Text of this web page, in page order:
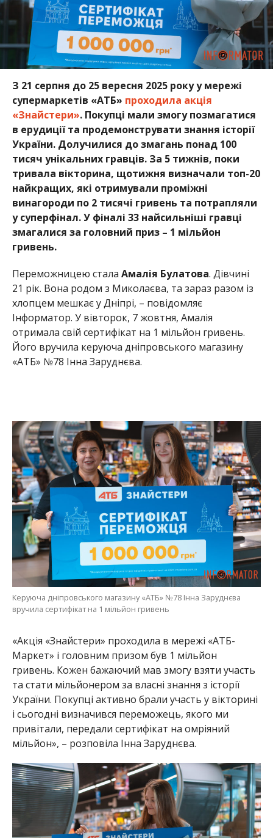
З 21 серпня до 25 вересня 2025 рокуу мережі
супермаркетів «АТБ» проходила акція
«Знайстери». Покупці мали змогу позмагатися
в ерудиції та продемонструвати знання історії
України. Долучилися до змагань понад 100
тисяч унікальних гравців. За 5 тижнів, поки
тривала вікторина, щотижня визначали топ-20
найкращих, які отримували проміжні
винагороди по 2 тисячі гривень та потрапляли
у суперфінал. У фіналі 33 найсильніші гравці
змагалися за головний приз – 1 мільйон
гривень.
Переможницею стала Амалія Булатова. Дівчині
21 рік. Вона родом з Миколаєва, та зараз разом із
хлопцем мешкає у Дніпрі, – повідомляє
Інформатор. У вівторок, 7 жовтня, Амалія
отримала свій сертифікат на 1 мільйон гривень.
Його вручила керуюча дніпровського магазину
«АТБ» №78 Інна Заруднєва.
Керуюча дніпровського магазину «АТБ» №78 Інна Заруднєва
вручила сертифікат на 1 мільйон гривень
«Акція «Знайстери» проходила в мережі «АТБ-
Маркет» і головним призом був 1 мільйон
гривень. Кожен бажаючий мав змогу взяти участь
та стати мільйонером за власні знання з історії
України. Покупці активно брали участь у вікторині
і сьогодні визначився переможець, якого ми
привітали, передали сертифікат на омріяний
мільйон», – розповіла Інна Заруднєва.